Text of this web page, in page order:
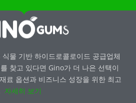
물 기반 하이드로콜로이드 공급업체
찾고 있다면 Gino가 더 나은 선택이
료 옵션과 비즈니스 성장을 위한 최고
자세히 보기